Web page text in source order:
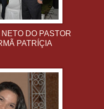
DO PASTOR
PATRÍÇIA